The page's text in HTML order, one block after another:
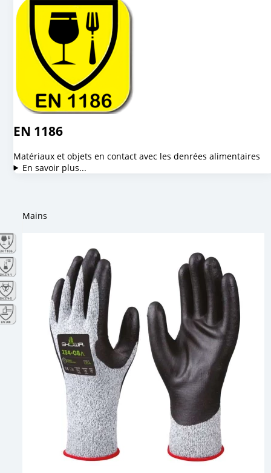
EN 1186
Matériaux et objets en contact avec les denrées alimentaires
En savoir plus...
Mains